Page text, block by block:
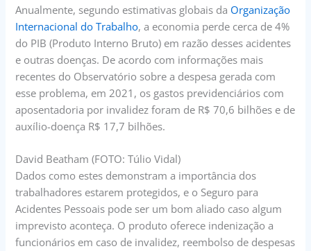
Anualmente, segundo estimativas globais da Organização
Internacional do Trabalho, a economia perde cerca de 4%
do PIB (Produto Interno Bruto) em razão desses acidentes
e outras doenças. De acordo com informações mais
recentes do Observatório sobre a despesa gerada com
esse problema, em 2021, os gastos previdenciários com
aposentadoria por invalidez foram de R$ 70,6 bilhões e de
auxílio-doença R$ 17,7 bilhões.
David Beatham (FOTO: Túlio Vidal)
Dados como estes demonstram a importância dos
trabalhadores estarem protegidos, e o Seguro para
Acidentes Pessoais pode ser um bom aliado caso algum
imprevisto aconteça. O produto oferece indenização a
funcionários em caso de invalidez, reembolso de despesas